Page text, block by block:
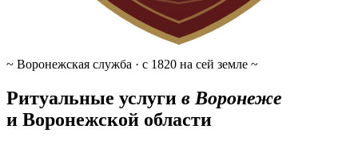
~ Воронежская служба · с 1820 на сей земле ~
Ритуальные услуги в Воронеже
и Воронежской области